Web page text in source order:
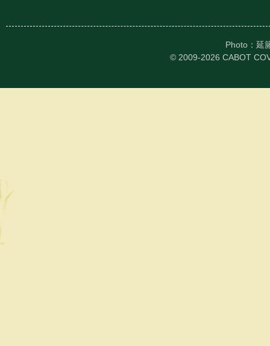
Photo：延
© 2009-2026 CABOT